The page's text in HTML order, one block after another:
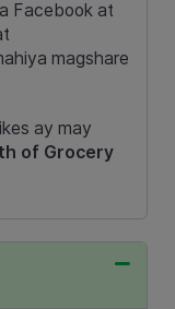
Facebook at
magshare
ay may
of Grocery